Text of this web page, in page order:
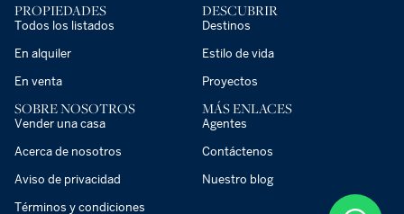
PROPIEDADES
Todos los listados
En alquiler
En venta
DESCUBRIR
Destinos
Estilo de vida
Proyectos
SOBRE NOSOTROS
Vender una casa
Acerca de nosotros
Aviso de privacidad
Términos y condiciones
MÁS ENLACES
Agentes
Contáctenos
Nuestro blog